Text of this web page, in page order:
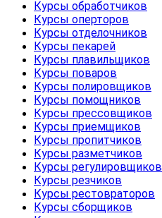
Курсы обработчиков
Курсы оперторов
Курсы отделочников
Курсы пекарей
Курсы плавильщиков
Курсы поваров
Курсы полировщиков
Курсы помощников
Курсы прессовщиков
Курсы приемщиков
Курсы пропитчиков
Курсы разметчиков
Курсы регулировщиков
Курсы резчиков
Курсы рестовраторов
Курсы сборщиков